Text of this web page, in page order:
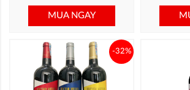
MUA NGAY
-32%